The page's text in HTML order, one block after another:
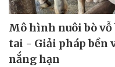
Mô hình nuôi bò
tai - Giải pháp bền
nắng hạn